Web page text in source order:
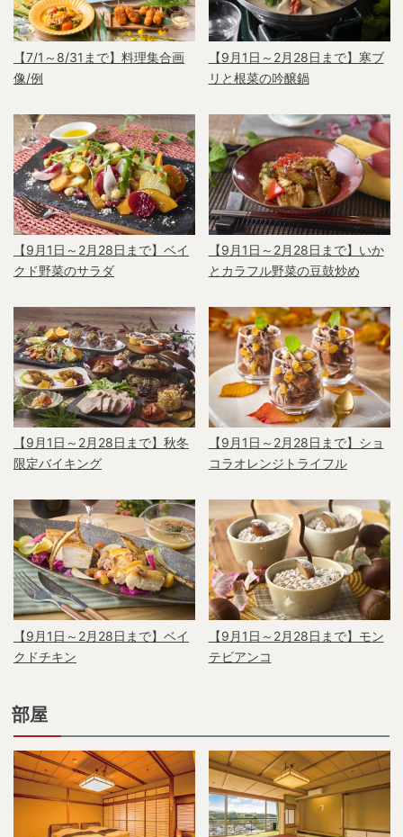
【7/1～8/31まで】料理集合画
像/例
【9月1日～2月28日まで】寒ブ
リと根菜の吟醸鍋
【9月1日～2月28日まで】ベイ
クド野菜のサラダ
【9月1日～2月28日まで】いか
とカラフル野菜の豆鼓炒め
【9月1日～2月28日まで】秋冬
限定バイキング
【9月1日～2月28日まで】ショ
コラオレンジトライフル
【9月1日～2月28日まで】ベイ
クドチキン
【9月1日～2月28日まで】モン
テビアンコ
部屋